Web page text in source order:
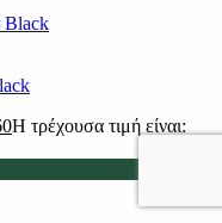
Η τρέχουσα τιμή είναι: